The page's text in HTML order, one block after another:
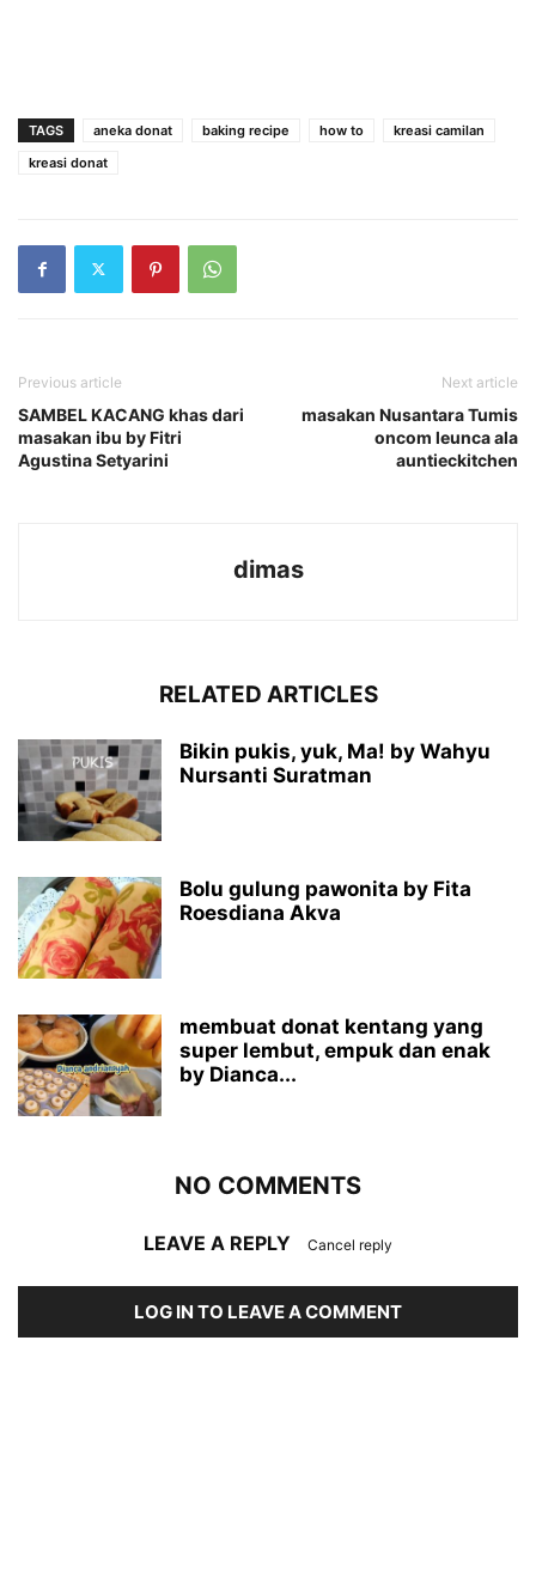
TAGS aneka donat baking recipe how to
kreasi camilan
kreasi donat
Previous article
SAMBEL KACANG khas dari
masakan ibu by Fitri
Agustina Setyarini
Next article
masakan Nusantara Tumis
oncom leunca ala
auntieckitchen
dimas
RELATED ARTICLES
Bikin pukis, yuk, Ma! by Wahyu
Nursanti Suratman
Bolu gulung pawonita by Fita
Roesdiana Akva
membuat donat kentang yang
super lembut, empuk dan enak
by Dianca...
NO COMMENTS
LEAVE A REPLY Cancel reply
LOG IN TO LEAVE A COMMENT